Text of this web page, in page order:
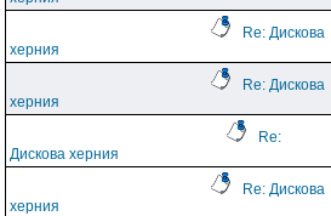
Re: Дискова
херния
Re: Дискова
херния
Re:
Дискова херния
Re: Дискова
херния